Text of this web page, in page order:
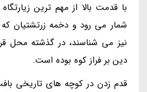
با قدمت بالا از مهم ترین
شمار می رود و دخمه زرتشتیان
نیز می شناسند، در گذشته محل
دین بر فراز کوه بوده است.
قدم زدن در کوچه های تاریخی